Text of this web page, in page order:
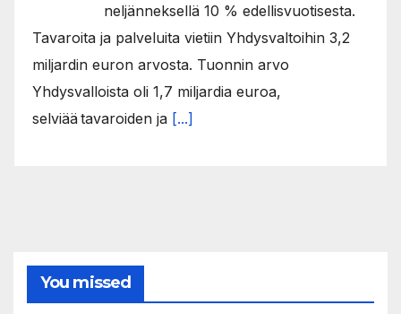
neljänneksellä 10 % edellisvuotisesta.
Tavaroita ja palveluita vietiin Yhdysvaltoihin 3,2
miljardin euron arvosta. Tuonnin arvo
Yhdysvalloista oli 1,7 miljardia euroa,
selviää tavaroiden ja [...]
You missed